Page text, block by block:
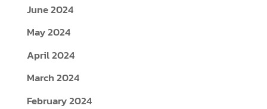
June 2024
May 2024
April 2024
March 2024
February 2024